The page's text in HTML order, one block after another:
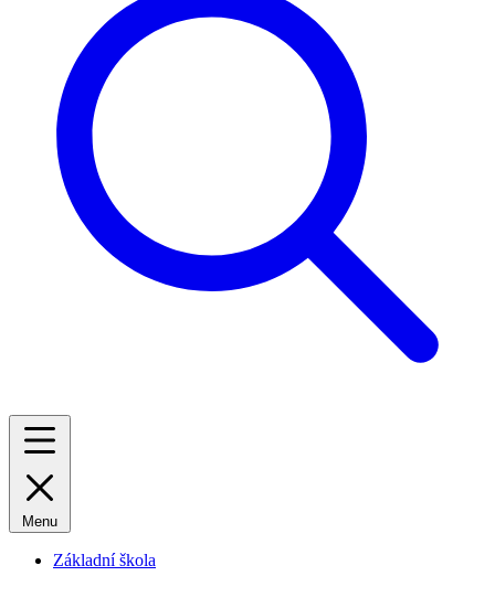
Menu
Základní škola